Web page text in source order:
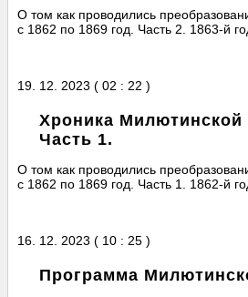
О том как проводились
с 1862 по 1869 год. Часть 2. 1863-й
19. 12. 2023 ( 02 : 22 )
Хроника
Часть 1.
О том как проводились
с 1862 по 1869 год. Часть 1. 1862-й
16. 12. 2023 ( 10 : 25 )
Программа